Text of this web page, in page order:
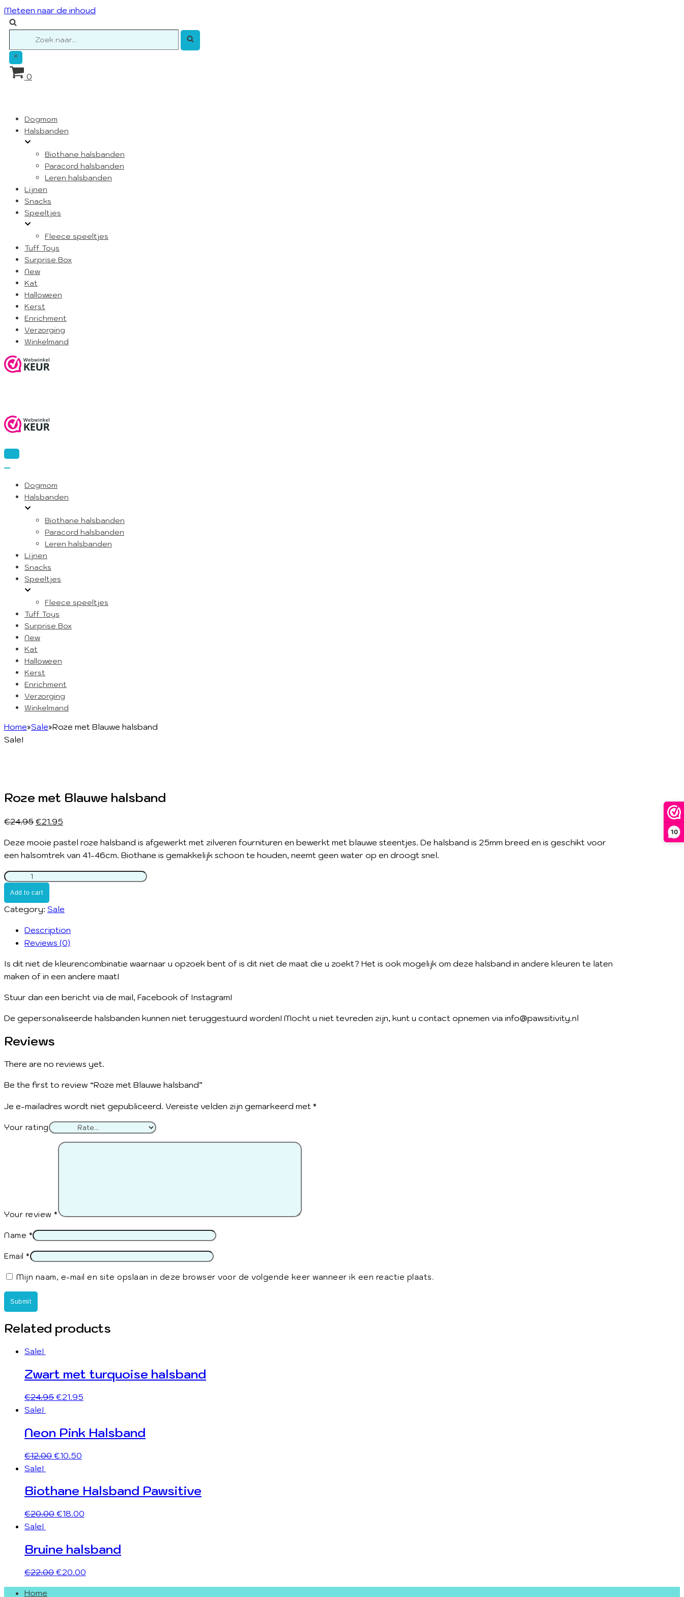
10
Meteen naar de inhoud
0
Dogmom
Halsbanden
Biothane halsbanden
Paracord halsbanden
Leren halsbanden
Lijnen
Snacks
Speeltjes
Fleece speeltjes
Tuff Toys
Surprise Box
New
Kat
Halloween
Kerst
Enrichment
Verzorging
Winkelmand
Navigatie
Menu
Dogmom
Halsbanden
Biothane halsbanden
Paracord halsbanden
Leren halsbanden
Lijnen
Snacks
Speeltjes
Fleece speeltjes
Tuff Toys
Surprise Box
New
Kat
Halloween
Kerst
Enrichment
Verzorging
Winkelmand
Home»Sale»Roze met Blauwe halsband
Sale!
Roze met Blauwe halsband
€24.95 €21.95
Deze mooie pastel roze halsband is afgewerkt met zilveren fournituren en bewerkt met blauwe steentjes. De halsband is 25mm breed en is geschikt voor
een halsomtrek van 41-46cm. Biothane is gemakkelijk schoon te houden, neemt geen water op en droogt snel.
Roze
met
Blauwe
halsband
Add to cart
Category: Sale
Description
Reviews (0)
Is dit niet de kleurencombinatie waarnaar u opzoek bent of is dit niet de maat die u zoekt? Het is ook mogelijk om deze halsband in andere kleuren te laten
maken of in een andere maat!
Stuur dan een bericht via de mail, Facebook of Instagram!
De gepersonaliseerde halsbanden kunnen niet teruggestuurd worden! Mocht u niet tevreden zijn, kunt u contact opnemen via info@pawsitivity.nl
Reviews
There are no reviews yet.
Be the first to review “Roze met Blauwe halsband”
Je e-mailadres wordt niet gepubliceerd. Vereiste velden zijn gemarkeerd met *
Your rating
Your review *
Name *
Email *
Mijn naam, e-mail en site opslaan in deze browser voor de volgende keer wanneer ik een reactie plaats.
Related products
Sale!
Zwart met turquoise halsband
€24.95 €21.95
Sale!
Neon Pink Halsband
€12.00 €10.50
Sale!
Biothane Halsband Pawsitive
€20.00 €18.00
Sale!
Bruine halsband
€22.00 €20.00
Home